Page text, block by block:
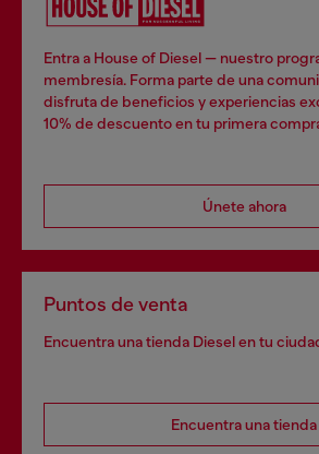
Entra a House of Diesel — nuestro
membresía. Forma parte de una
disfruta de beneficios y experiencias
10% de descuento en tu primera
Únete ahora
Puntos de venta
Encuentra una tienda Diesel en tu
Encuentra una tienda